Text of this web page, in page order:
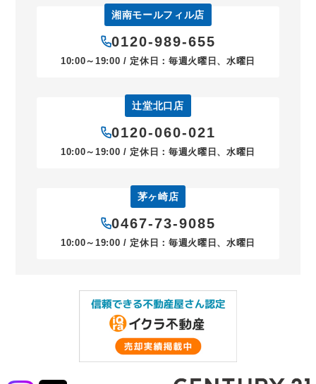
湘南モールフィル店
0120-989-655
10:00～19:00 / 定休日：毎週火曜日、水曜日
辻堂北口店
0120-060-021
10:00～19:00 / 定休日：毎週火曜日、水曜日
茅ヶ崎店
0467-73-9085
10:00～19:00 / 定休日：毎週火曜日、水曜日